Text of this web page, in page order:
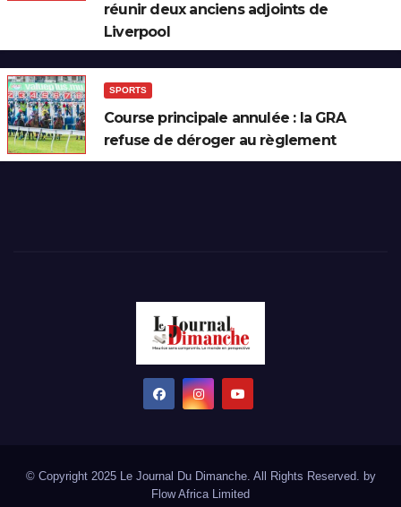
réunir deux anciens adjoints de
Liverpool
SPORTS
Course principale annulée : la GRA
refuse de déroger au règlement
© Copyright 2025 Le Journal Du Dimanche. All Rights Reserved. by
Flow Africa Limited